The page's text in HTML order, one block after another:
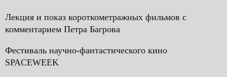
Лекция и показ короткометражных фильмов с
комментарием Петра Багрова
Фестиваль научно-фантастического кино
SPACEWEEK